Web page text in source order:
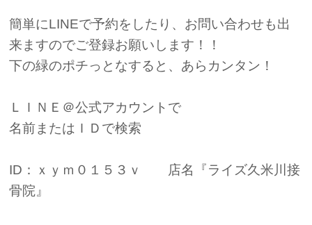
簡単にLINEで予約をしたり、お問い合わせも出
来ますのでご登録お願いします！！
下の緑のポチっとなすると、あらカンタン！
ＬＩＮＥ＠公式アカウントで
名前またはＩＤで検索
ID：ｘｙｍ０１５３ｖ 店名『ライズ久米川接
骨院』